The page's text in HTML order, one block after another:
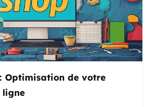
Optimisation de votre
ligne